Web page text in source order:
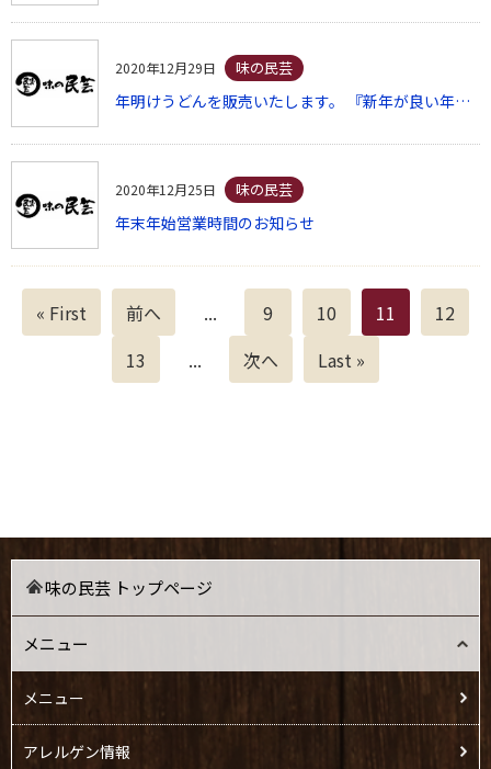
2020年12月29日 味の民芸
年明けうどんを販売いたします。 『新年が良い年でありますように・・・』
2020年12月25日 味の民芸
年末年始営業時間のお知らせ
« First 前へ ... 9 10 11
12
13
... 次へ Last »
味の民芸 トップページ
メニュー
メニュー
アレルゲン情報